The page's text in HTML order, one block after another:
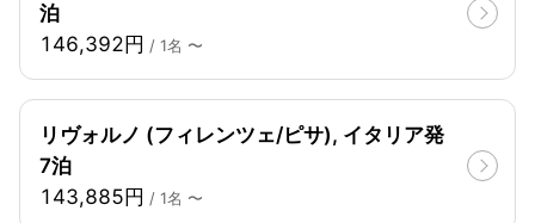
泊
146,392円 / 1名 〜
リヴォルノ (フィレンツェ/ピサ), イタリア発
7泊
143,885円 / 1名 〜